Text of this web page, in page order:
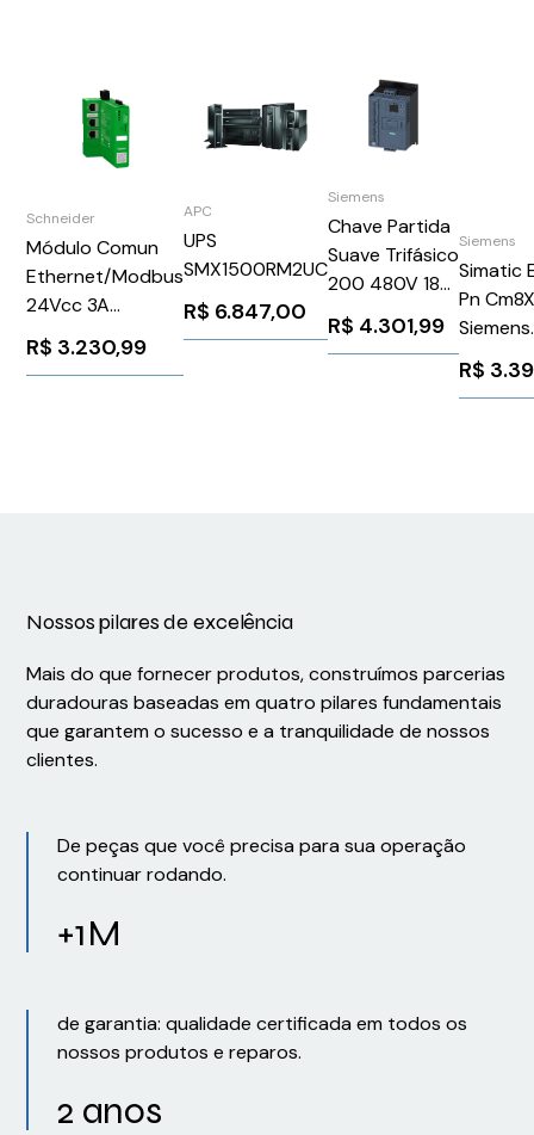
Schneider
Módulo Comun
Ethernet/Modbus
24Vcc 3A
Schneider
TPRBCEIP
R$ 3.230,99
APC
UPS
SMX1500RM2UC
R$ 6.847,00
Siemens
Chave Partida
Suave Trifásico
200 480V 18A
110 220V
3RW55141HA14
R$ 4.301,99
Siemens
Simatic
Pn
Siemens
R$
Nossos pilares de excelência
Mais do que fornecer produtos, construímos parcerias
duradouras baseadas em quatro pilares fundamentais
que garantem o sucesso e a tranquilidade de nossos
clientes.
De peças que você precisa para sua operação
continuar rodando.
+1M
de garantia: qualidade certificada em todos os
nossos produtos e reparos.
2 anos